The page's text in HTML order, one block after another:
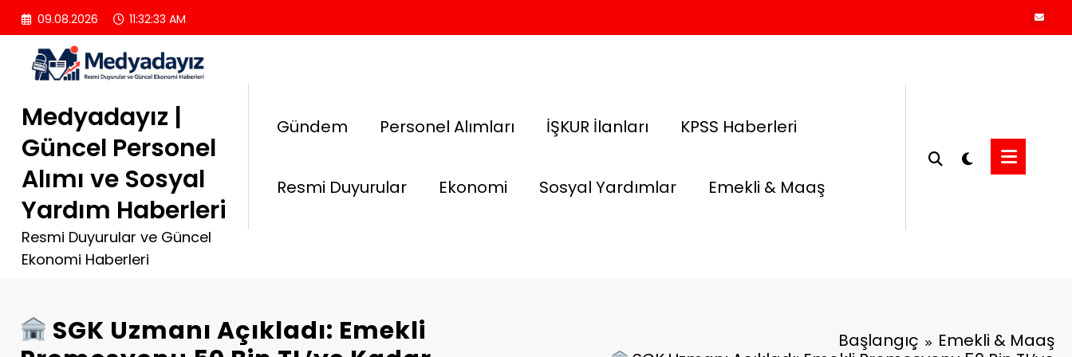
İçeriğe
atla
09.08.2026 11:32:34 AM
Medyadayız |
Güncel Personel
Alımı ve Sosyal
Yardım Haberleri
Resmi Duyurular ve Güncel
Ekonomi Haberleri
Gündem Personel Alımları İŞKUR İlanları KPSS Haberleri
Resmi Duyurular Ekonomi Sosyal Yardımlar Emekli & Maaş
SGK Uzmanı Açıkladı: Emekli
Başlangıç
Emekli & Maaş